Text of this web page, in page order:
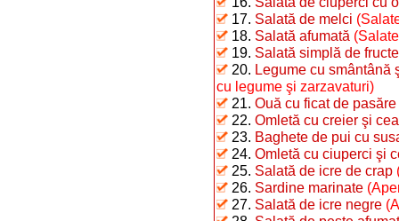
17. Salată de melci
18. Salată afumată
19. Salată simplă de fructe
20. Legume cu smântână
cu legume şi zarzavaturi)
21. Ouă cu ficat de pasăre
22. Omletă cu creier şi
23. Baghete de pui cu
24. Omletă cu ciuperci şi
25. Salată de icre de crap
26. Sardine marinate
27. Salată de icre negre